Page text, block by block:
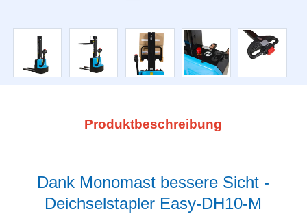
Produktbeschreibung
Dank Monomast bessere Sicht -
Deichselstapler Easy-DH10-M